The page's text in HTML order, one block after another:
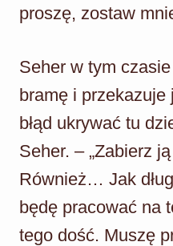
proszę, zostaw
Seher w tym
bramę i przekazuje
błąd ukrywać tu
Seher. – „Zabierz
Również… Jak
będę pracować na
tego dość. Muszę